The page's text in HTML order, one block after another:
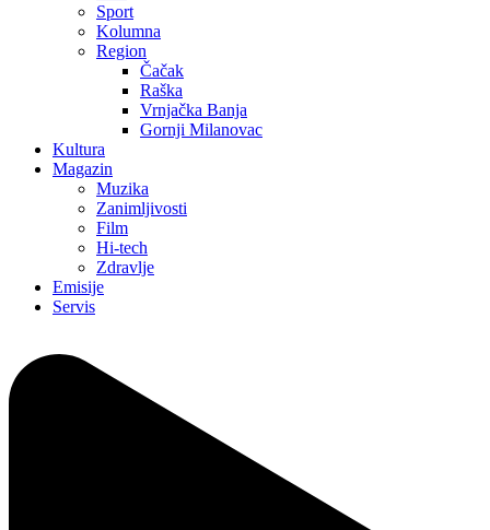
Sport
Kolumna
Region
Čačak
Raška
Vrnjačka Banja
Gornji Milanovac
Kultura
Magazin
Muzika
Zanimljivosti
Film
Hi-tech
Zdravlje
Emisije
Servis